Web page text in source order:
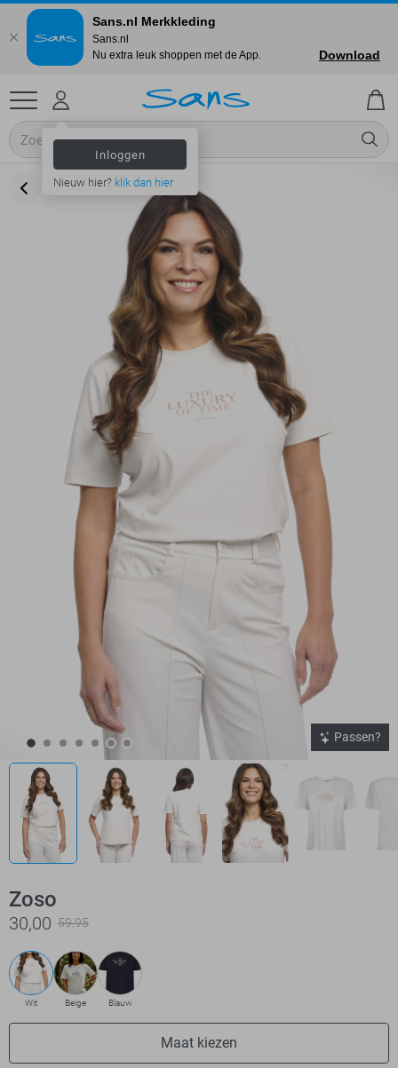
Inloggen
Nieuw hier? klik dan hier
Passen?
Zoso
30,00 59,95
Wit Beige Blauw
Maat kiezen
Sans.nl Merkkleding
Sans.nl
Nu extra leuk shoppen met de App.
Download